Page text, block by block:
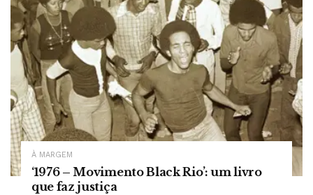
À MARGEM
‘1976 – Movimento Black Rio’: um livro
que faz justiça